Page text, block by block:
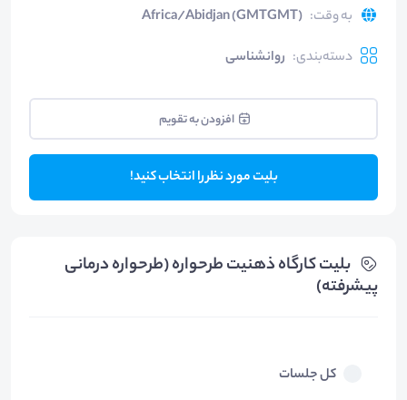
به وقت:
Africa/Abidjan (GMTGMT)
دسته‌بندی: روانشناسی
افزودن به تقویم
بلیت مورد نظر را انتخاب کنید!
بلیت‌ کارگاه ذهنیت طرحواره (طرحواره درمانی
پیشرفته)
کل جلسات